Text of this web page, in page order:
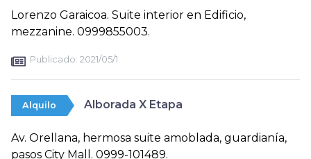
Lorenzo Garaicoa. Suite interior en Edificio,
mezzanine. 0999855003.
Publicado: 2021/05/1
Alquilo Alborada X Etapa
Av. Orellana, hermosa suite amoblada, guardianía,
pasos City Mall. 0999-101489.